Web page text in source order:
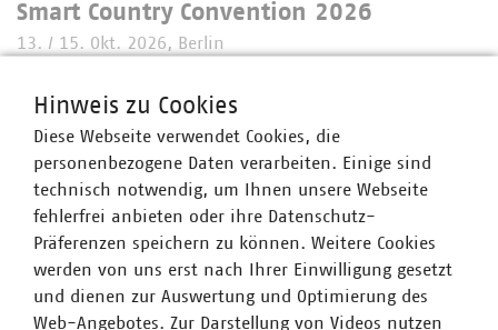
Smart Country Convention 2026
13. / 15. Okt. 2026, Berlin
öffentliche Dienste. Die SCCON ein Muss für alle…
ZUR WEBSEITE "SCCON"
Download
1
Hinweis zu Cookies
Diese Webseite verwendet Cookies, die
personenbezogene Daten verarbeiten. Einige sind
technisch notwendig, um Ihnen unsere Webseite
fehlerfrei anbieten oder ihre Datenschutz-
Präferenzen speichern zu können. Weitere Cookies
werden von uns erst nach Ihrer Einwilligung gesetzt
und dienen zur Auswertung und Optimierung des
Web-Angebotes. Zur Darstellung von Videos nutzen